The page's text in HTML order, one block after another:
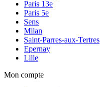
Paris 13e
Paris 5e
Sens
Milan
Saint-Parres-aux-Tertres
Epernay
Lille
Mon compte